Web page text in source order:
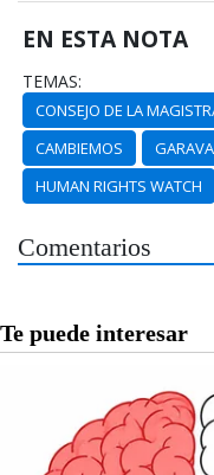
EN ESTA NOTA
TEMAS:
CONSEJO DE LA
CAMBIEMOS
HUMAN RIGHTS WATCH
Comentarios